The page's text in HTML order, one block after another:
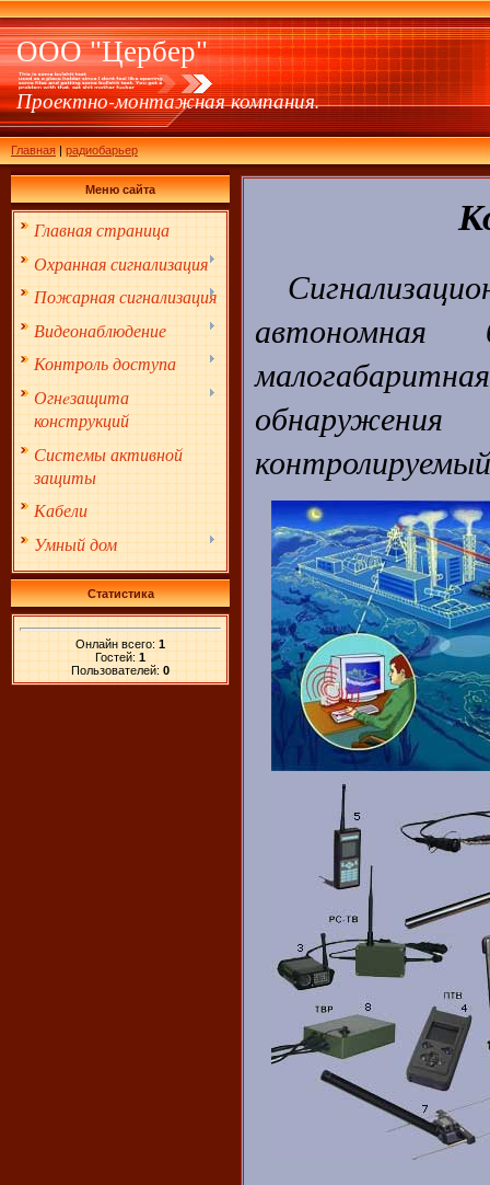
ООО "Цербер"
Проектно-монтажная компания.
Главная|радиобарьер
Меню сайта
Главная страница
Охранная сигнализация
Пожарная сигнализация
Видеонаблюдение
Контроль доступа
Огнeзащита
конструкций
Системы активной
защиты
Кабели
Умный дом
Статистика
Онлайн всего: 1
Гостей: 1
Пользователей: 0
автономная